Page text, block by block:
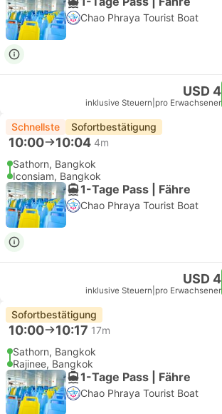
Chao Phraya Tourist Boat
USD 4
inklusive Steuern pro Erwachsener
Schnellste Sofortbestätigung
10:00 10:04 4m
Sathorn, Bangkok
Iconsiam, Bangkok
1-Tage Pass | Fähre
Chao Phraya Tourist Boat
USD 4
inklusive Steuern pro Erwachsener
Sofortbestätigung
10:00 10:17 17m
Sathorn, Bangkok
Rajinee, Bangkok
1-Tage Pass | Fähre
Chao Phraya Tourist Boat